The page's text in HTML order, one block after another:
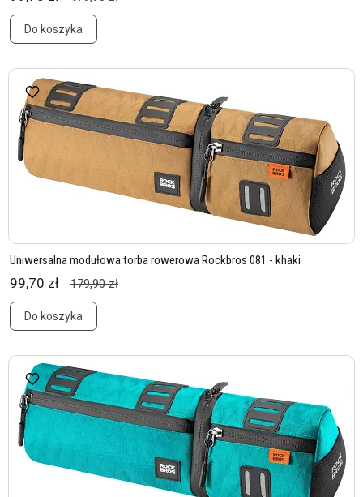
Do koszyka
Uniwersalna modułowa torba rowerowa Rockbros 081 - khaki
99,70 zł 179,90 zł
Do koszyka